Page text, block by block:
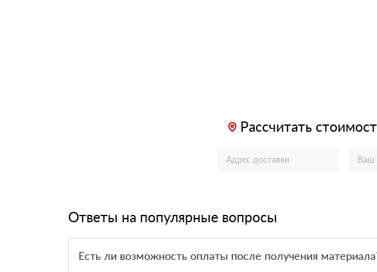
Рассчитать
Ответы на популярные вопросы
Есть ли возможность оплаты после получения